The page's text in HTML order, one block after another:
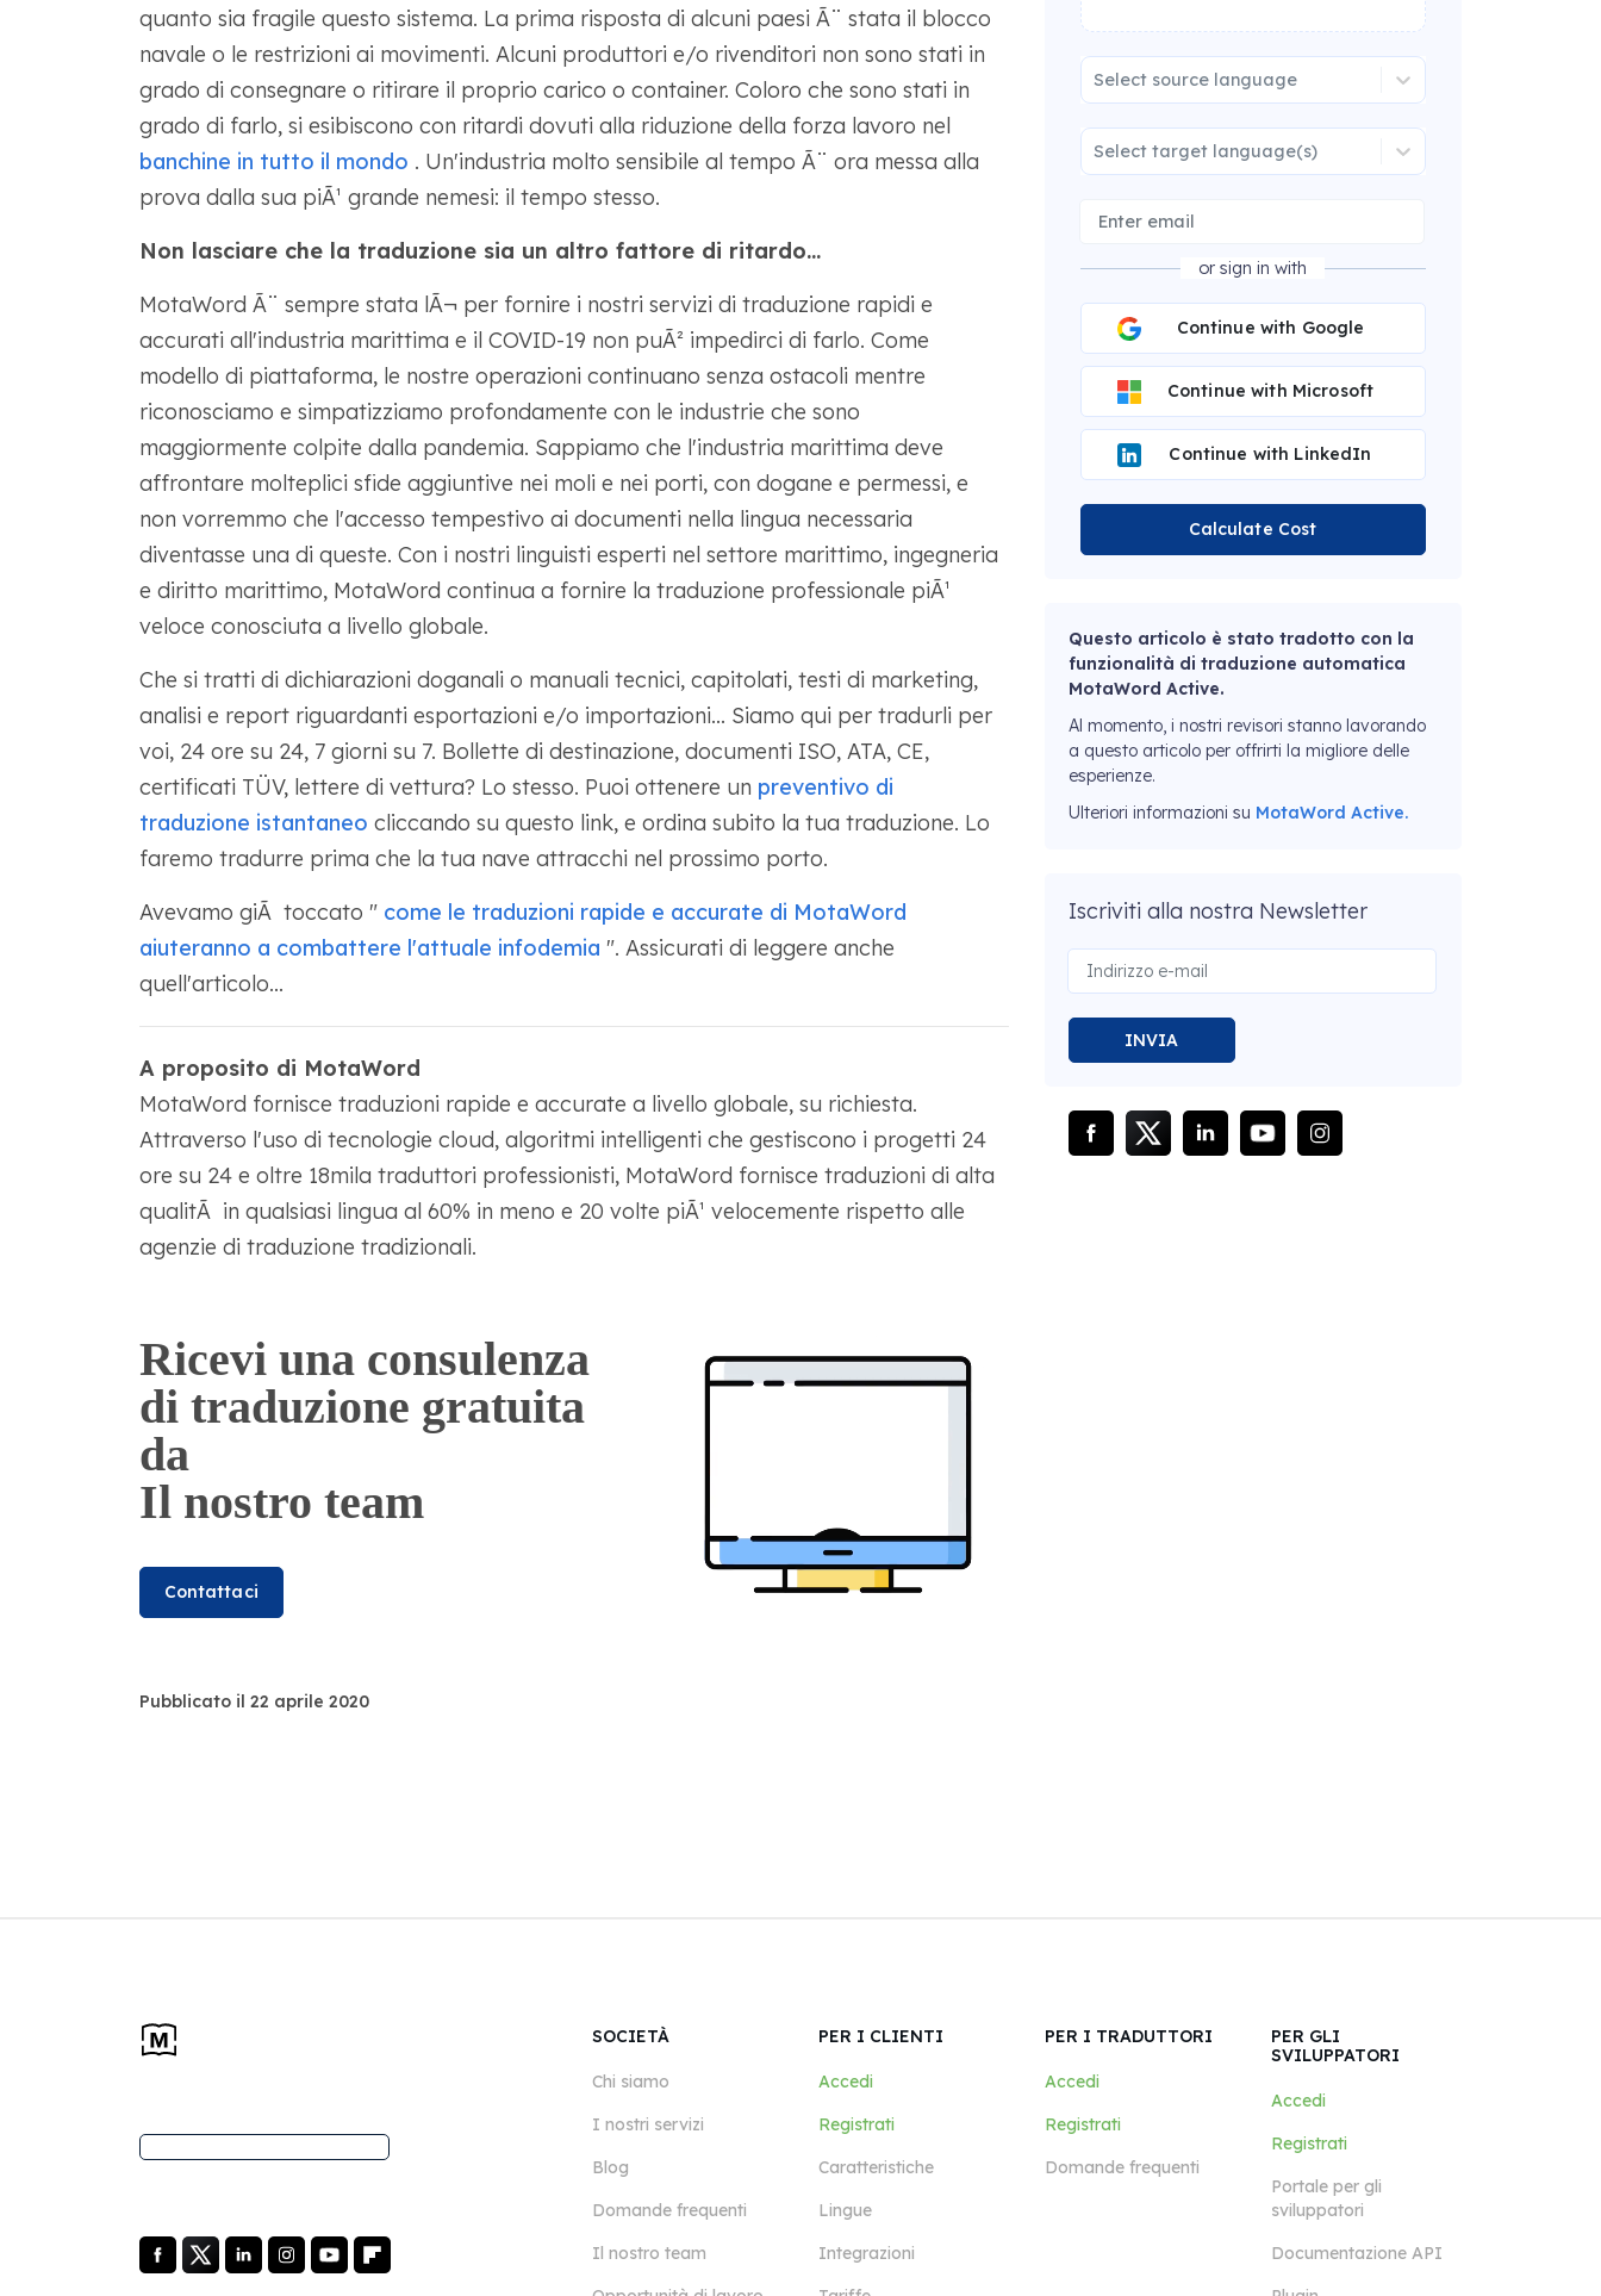
quanto sia fragile questo sistema. La prima risposta di alcuni paesi Ã¨ stata il blocco
navale o le restrizioni ai movimenti. Alcuni produttori e/o rivenditori non sono stati in
grado di consegnare o ritirare il proprio carico o container. Coloro che sono stati in
grado di farlo, si esibiscono con ritardi dovuti alla riduzione della forza lavoro nel
banchine in tutto il mondo . Un'industria molto sensibile al tempo Ã¨ ora messa alla
prova dalla sua piÃ¹ grande nemesi: il tempo stesso.
Non lasciare che la traduzione sia un altro fattore di ritardo...
MotaWord Ã¨ sempre stata lÃ¬ per fornire i nostri servizi di traduzione rapidi e
accurati all'industria marittima e il COVID-19 non puÃ² impedirci di farlo. Come
modello di piattaforma, le nostre operazioni continuano senza ostacoli mentre
riconosciamo e simpatizziamo profondamente con le industrie che sono
maggiormente colpite dalla pandemia. Sappiamo che l'industria marittima deve
affrontare molteplici sfide aggiuntive nei moli e nei porti, con dogane e permessi, e
non vorremmo che l'accesso tempestivo ai documenti nella lingua necessaria
diventasse una di queste. Con i nostri linguisti esperti nel settore marittimo, ingegneria
e diritto marittimo, MotaWord continua a fornire la traduzione professionale piÃ¹
veloce conosciuta a livello globale.
Che si tratti di dichiarazioni doganali o manuali tecnici, capitolati, testi di marketing,
analisi e report riguardanti esportazioni e/o importazioni... Siamo qui per tradurli per
voi, 24 ore su 24, 7 giorni su 7. Bollette di destinazione, documenti ISO, ATA, CE,
certificati TÜV, lettere di vettura? Lo stesso. Puoi ottenere un preventivo di
traduzione istantaneo cliccando su questo link, e ordina subito la tua traduzione. Lo
faremo tradurre prima che la tua nave attracchi nel prossimo porto.
Avevamo giÃ toccato "come le traduzioni rapide e accurate di MotaWord
aiuteranno a combattere l'attuale infodemia ". Assicurati di leggere anche
quell'articolo...
A proposito di MotaWord
MotaWord fornisce traduzioni rapide e accurate a livello globale, su richiesta.
Attraverso l'uso di tecnologie cloud, algoritmi intelligenti che gestiscono i progetti 24
ore su 24 e oltre 18mila traduttori professionisti, MotaWord fornisce traduzioni di alta
qualitÃ in qualsiasi lingua al 60% in meno e 20 volte piÃ¹ velocemente rispetto alle
agenzie di traduzione tradizionali.
Ricevi una consulenza
di traduzione gratuita
da
Il nostro team
Contattaci
Pubblicato il 22 aprile 2020
Select source language
Select target language(s)
or sign in with
Continue with Google
Continue with Microsoft
Continue with LinkedIn
Calculate Cost
Questo articolo è stato tradotto con la
funzionalità di traduzione automatica
MotaWord Active.
Al momento, i nostri revisori stanno lavorando
a questo articolo per offrirti la migliore delle
esperienze.
Ulteriori informazioni su MotaWord Active.
Iscriviti alla nostra Newsletter
INVIA
SOCIETÀ
Chi siamo
I nostri servizi
Blog
Domande frequenti
Il nostro team
PER I CLIENTI
Accedi
Registrati
Caratteristiche
Lingue
Integrazioni
PER I TRADUTTORI
Accedi
Registrati
Domande frequenti
PER GLI
SVILUPPATORI
Accedi
Registrati
Portale per gli
sviluppatori
Documentazione API